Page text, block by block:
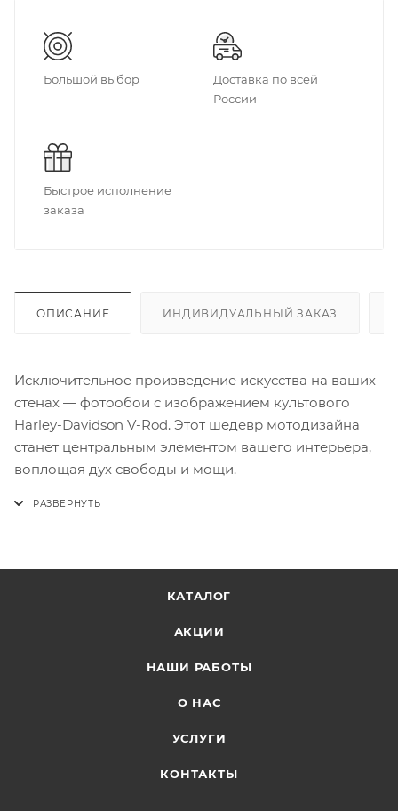
Большой выбор
Доставка по всей
России
Быстрое исполнение
заказа
ОПИСАНИЕ ИНДИВИДУАЛЬНЫЙ ЗАКАЗ
Исключительное произведение искусства на ваших
стенах — фотообои с изображением культового
Harley-Davidson V-Rod. Этот шедевр мотодизайна
станет центральным элементом вашего интерьера,
воплощая дух свободы и мощи.
КАТАЛОГ
АКЦИИ
НАШИ РАБОТЫ
О НАС
УСЛУГИ
КОНТАКТЫ